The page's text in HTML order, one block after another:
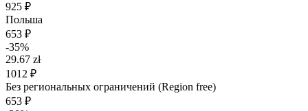
925 ₽
Польша
653 ₽
-35%
29.67 zł
1012 ₽
Без региональных ограничений (Region free)
653 ₽